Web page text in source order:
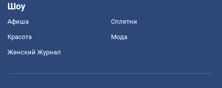
Шоу
Афиша Сплетни
Красота Мода
Женский Журнал